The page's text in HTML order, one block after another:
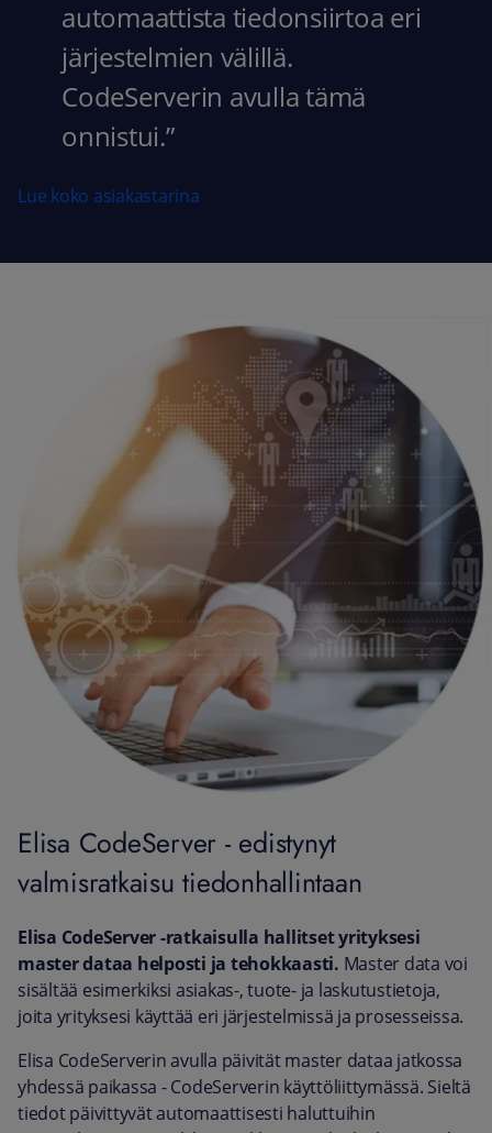
automaattista tiedonsiirtoa eri
järjestelmien välillä.
CodeServerin avulla tämä
onnistui.”
Lue koko asiakastarina
Elisa CodeServer - edistynyt
valmisratkaisu tiedonhallintaan
Elisa CodeServer -ratkaisulla hallitset yrityksesi
master dataa helposti ja tehokkaasti. Master data voi
sisältää esimerkiksi asiakas-, tuote- ja laskutustietoja,
joita yrityksesi käyttää eri järjestelmissä ja prosesseissa.
Elisa CodeServerin avulla päivität master dataa jatkossa
yhdessä paikassa - CodeServerin käyttöliittymässä. Sieltä
tiedot päivittyvät automaattisesti haluttuihin